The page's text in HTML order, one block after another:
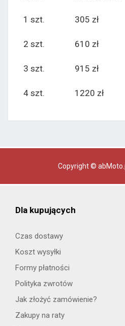
1 szt. 305 zł
2 szt.
610 zł
3 szt.
915 zł
4 szt.
1220 zł
Copyright ©
Dla kupujących
Czas dostawy
Koszt wysyłki
Formy płatności
Polityka zwrotów
Jak złożyć zamówienie?
Zakupy na raty